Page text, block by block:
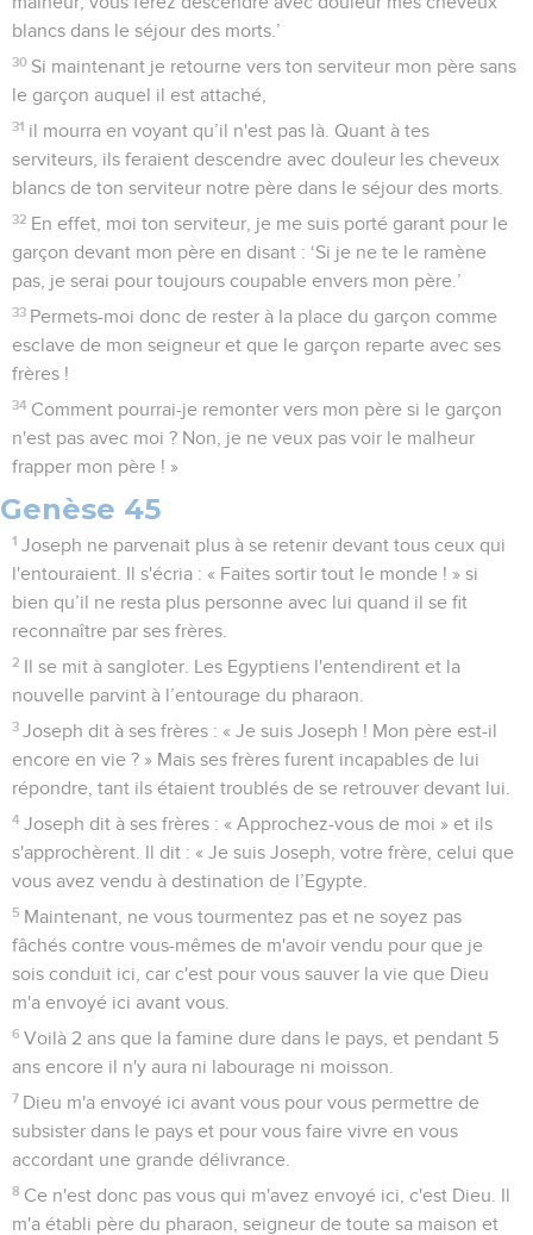
blancs dans le séjour des morts.’
30 Si maintenant je retourne vers ton serviteur mon père sans
le garçon auquel il est attaché,
31 il mourra en voyant qu’il n'est pas là. Quant à tes
serviteurs, ils feraient descendre avec douleur les cheveux
blancs de ton serviteur notre père dans le séjour des morts.
32 En effet, moi ton serviteur, je me suis porté garant pour le
garçon devant mon père en disant : ‘Si je ne te le ramène
pas, je serai pour toujours coupable envers mon père.’
33 Permets-moi donc de rester à la place du garçon comme
esclave de mon seigneur et que le garçon reparte avec ses
frères !
34 Comment pourrai-je remonter vers mon père si le garçon
n'est pas avec moi ? Non, je ne veux pas voir le malheur
frapper mon père ! »
Genèse 45
1 Joseph ne parvenait plus à se retenir devant tous ceux qui
l'entouraient. Il s'écria : « Faites sortir tout le monde ! » si
bien qu’il ne resta plus personne avec lui quand il se fit
reconnaître par ses frères.
2 Il se mit à sangloter. Les Egyptiens l'entendirent et la
nouvelle parvint à l’entourage du pharaon.
3 Joseph dit à ses frères : « Je suis Joseph ! Mon père est-il
encore en vie ? » Mais ses frères furent incapables de lui
répondre, tant ils étaient troublés de se retrouver devant lui.
4 Joseph dit à ses frères : « Approchez-vous de moi » et ils
s'approchèrent. Il dit : « Je suis Joseph, votre frère, celui que
vous avez vendu à destination de l’Egypte.
5 Maintenant, ne vous tourmentez pas et ne soyez pas
fâchés contre vous-mêmes de m'avoir vendu pour que je
sois conduit ici, car c'est pour vous sauver la vie que Dieu
m'a envoyé ici avant vous.
6 Voilà 2 ans que la famine dure dans le pays, et pendant 5
ans encore il n'y aura ni labourage ni moisson.
7 Dieu m'a envoyé ici avant vous pour vous permettre de
subsister dans le pays et pour vous faire vivre en vous
accordant une grande délivrance.
8 Ce n'est donc pas vous qui m'avez envoyé ici, c'est Dieu. Il
m'a établi père du pharaon, seigneur de toute sa maison et